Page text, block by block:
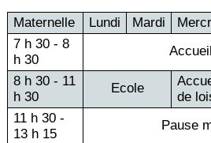
Maternelle Lundi Mardi
7 h 30 - 8
h 30
8 h 30 - 11
h 30
Ecole
de
11 h 30 -
13 h 15
Pause